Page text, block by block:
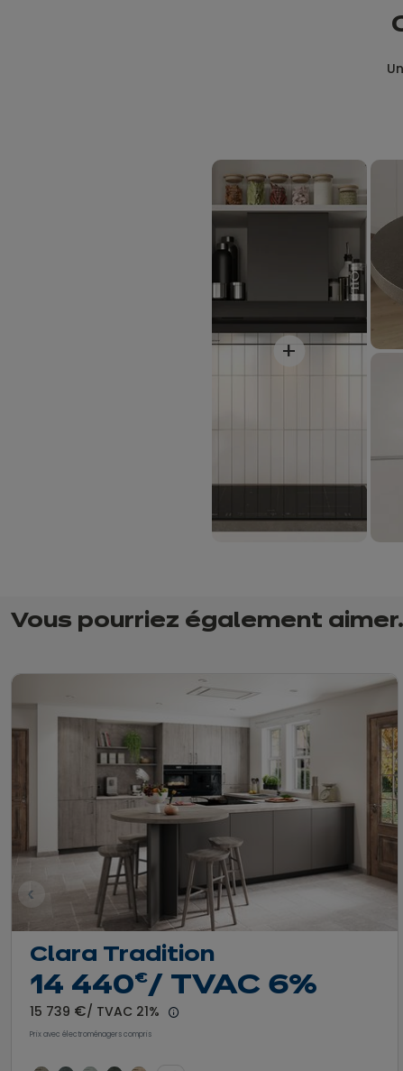
+
Vous pourriez également
Clara Tradition
14 440€
euros / TVAC 6%
15 739 €euros
/ TVAC 21%
En savoir plus - Afficher le détail du
Prix avec électroménagers compris